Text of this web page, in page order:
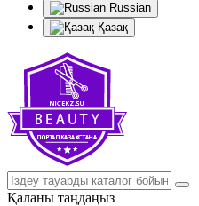
Russian
Қазақ
Қаланы таңдаңыз